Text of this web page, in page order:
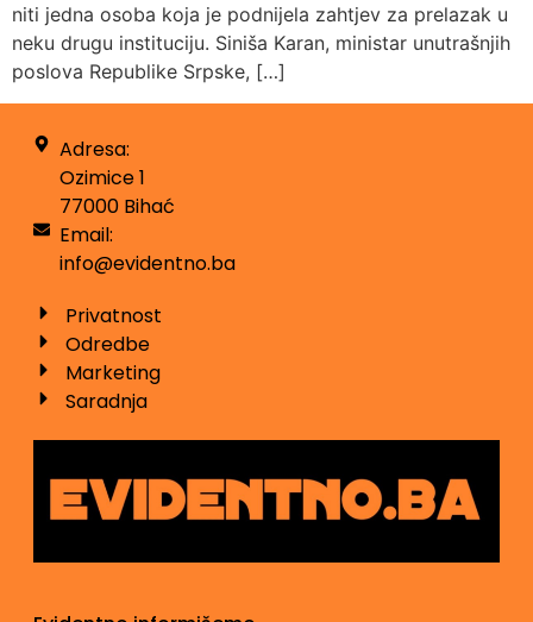
niti jedna osoba koja je podnijela zahtjev za prelazak u
neku drugu instituciju. Siniša Karan, ministar unutrašnjih
poslova Republike Srpske, […]
Adresa:
Ozimice 1
77000 Bihać
Email:
info@evidentno.ba
Privatnost
Odredbe
Marketing
Saradnja